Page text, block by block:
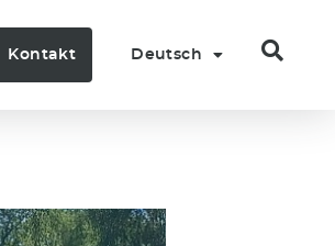
Kontakt Deutsch